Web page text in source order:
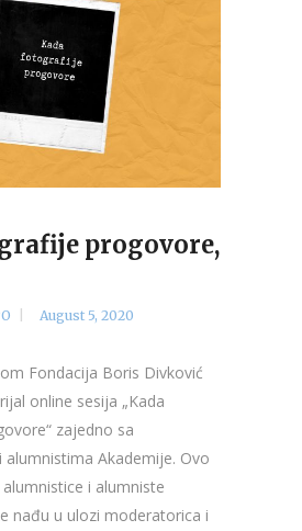
progovore,
August 5, 2020
Fondacija Boris Divković
online sesija „Kada
zajedno sa
alumnistima Akademije. Ovo
i alumniste
nađu u ulozi moderatorica i